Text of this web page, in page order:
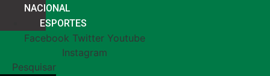
NACIONAL
ESPORTES
Facebook Twitter Youtube
Instagram
Pesquisar